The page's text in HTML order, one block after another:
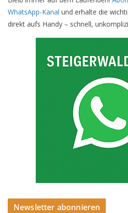
WhatsApp-Kanal und erhalte die
direkt aufs Handy – schnell,
Newsletter abonnieren